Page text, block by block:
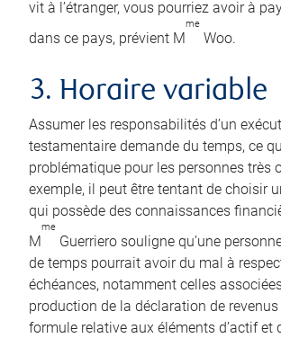
vit à l’étranger, vous pourriez avoir à
dans ce pays, prévient M
me
Woo.
3. Horaire variable
Assumer les responsabilités d’un
testamentaire demande du temps, ce
problématique pour les personnes très
exemple, il peut être tentant de choisir
qui possède des connaissances
M
me
Guerriero souligne qu’une
de temps pourrait avoir du mal à
échéances, notamment celles
production de la déclaration de
formule relative aux éléments d’actif et